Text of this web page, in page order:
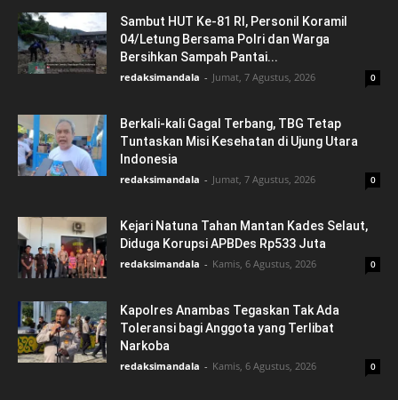
Sambut HUT Ke-81 RI, Personil Koramil
04/Letung Bersama Polri dan Warga
Bersihkan Sampah Pantai...
redaksimandala - Jumat, 7 Agustus, 2026 0
Berkali-kali Gagal Terbang, TBG Tetap
Tuntaskan Misi Kesehatan di Ujung Utara
Indonesia
redaksimandala - Jumat, 7 Agustus, 2026 0
Kejari Natuna Tahan Mantan Kades Selaut,
Diduga Korupsi APBDes Rp533 Juta
redaksimandala - Kamis, 6 Agustus, 2026 0
Kapolres Anambas Tegaskan Tak Ada
Toleransi bagi Anggota yang Terlibat
Narkoba
redaksimandala - Kamis, 6 Agustus, 2026 0